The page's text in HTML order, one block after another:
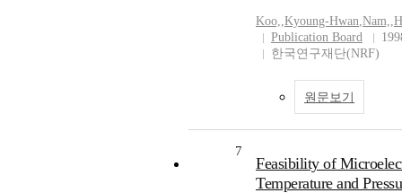
Koo,,Kyoung-Hwan,Nam,,
Publication Board
한국연구재단(NRF)
원문보기
7
Feasibility of
Temperature and